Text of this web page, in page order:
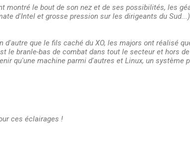
montré le bout de son nez et de ses possibilités, les
d'Intel et grosse pression sur les dirigeants du
d'autre que le fils caché du XO, les majors ont réalisé
le branle-bas de combat dans tout le secteur et hors
qu'une machine parmi d'autres et Linux, un système
ces éclairages !